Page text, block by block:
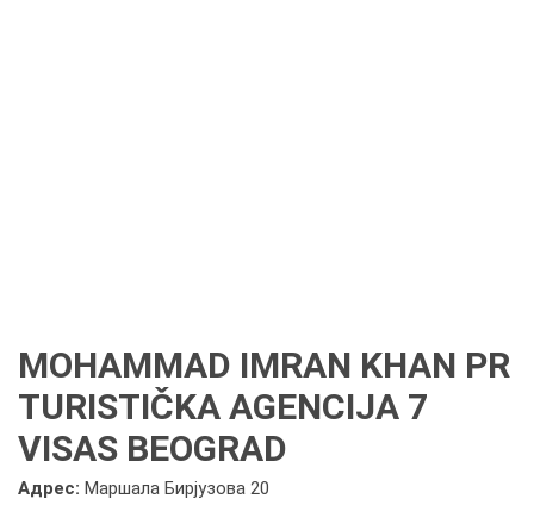
MOHAMMAD IMRAN KHAN PR
TURISTIČKA AGENCIJA 7
VISAS BEOGRAD
Адрес: Маршала Бирјузова 20